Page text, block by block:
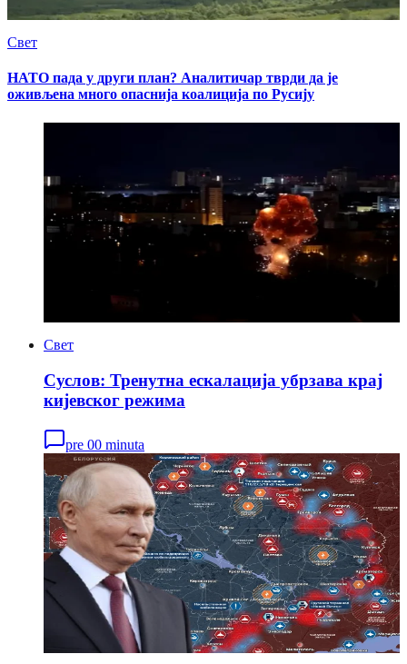
Свет
НАТО пада у други план? Аналитичар тврди да је
оживљена много опаснија коалиција по Русију
Свет
Суслов: Тренутна ескалација убрзава крај
кијевског режима
pre 00 minuta